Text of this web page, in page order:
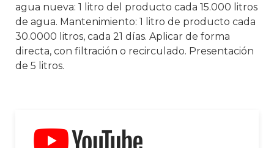
agua nueva: 1 litro del producto cada 15.000 litros
de agua. Mantenimiento: 1 litro de producto cada
30.0000 litros, cada 21 días. Aplicar de forma
directa, con filtración o recirculado. Presentación
de 5 litros.